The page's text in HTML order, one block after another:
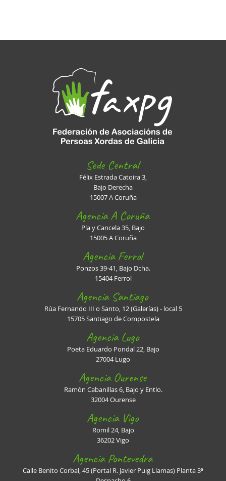
Sede Central
Félix Estrada Catoira 3,
Bajo Derecha
15007 A Coruña
Agencia A Coruña
Pla y Cancela 35, Bajo
15005 A Coruña
Agencia Ferrol
Ponzos 39-41, Bajo Dcha.
15404 Ferrol
Agencia Santiago
Rúa Fernando III o Santo, 12 (Galerías) - local 5
15705 Santiago de Compostela
Agencia Lugo
Poeta Eduardo Pondal 22, Bajo
27004 Lugo
Agencia Ourense
Ramón Cabanillas 6, Bajo y Entlo.
32004 Ourense
Agencia Vigo
Romil 24, Bajo
36202 Vigo
Agencia Pontevedra
Calle Benito Corbal, 45 (Portal R. Javier Puig Llamas) Planta 3ª